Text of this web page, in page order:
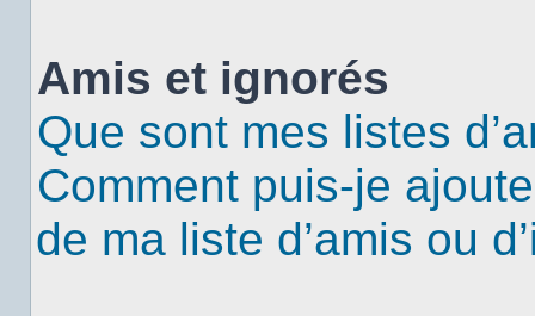
Amis et ignorés
Que sont mes listes
Comment puis-je
de ma liste d’amis ou